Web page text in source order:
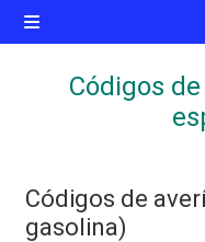
Códigos
Códigos de
gasolina)